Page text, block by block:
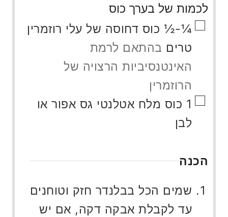
לכמות של בערך כוס
▢
¼-½ כוס דחוסה של עלי רוזמרין
טרים בהתאם לרמת
האינטנסיביות הרצויה של
הרוזמרין
▢
1 כוס מלח אטלנטי גס אפור או
לבן
הכנה
שמים הכל בבלנדר חזק וטוחנים
עד לקבלת אבקה דקה, אם יש